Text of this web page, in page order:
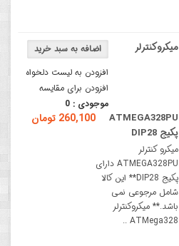
افزودن به لیست دلخواه
افزودن برای مقایسه
موجودی : 0
260,100 تومان
میکروکنترلر
ATMEGA328PU
پکیج DIP28
میکرو کنترلر
ATMEGA328PU دارای
پکیج DIP28** این کالا
شامل مرجوعی نمی
باشد.** میکروکنترلر
ATMega328 ..